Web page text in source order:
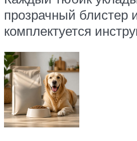
прозрачный блистер
комплектуется